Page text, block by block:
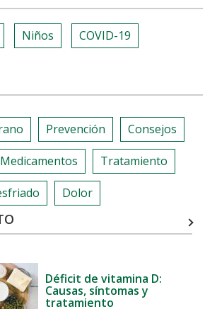
share
Niños COVID-19
Prevención Consejos
Medicamentos Tratamiento
Dolor
Déficit de vitamina D:
Causas, síntomas y
tratamiento